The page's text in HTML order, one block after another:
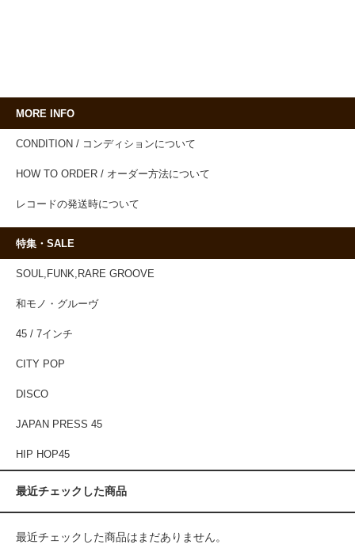
MORE INFO
CONDITION / コンディションについて
HOW TO ORDER / オーダー方法について
レコードの発送時について
特集・SALE
SOUL,FUNK,RARE GROOVE
和モノ・グルーヴ
45 / 7インチ
CITY POP
DISCO
JAPAN PRESS 45
HIP HOP45
最近チェックした商品
最近チェックした商品はまだありません。